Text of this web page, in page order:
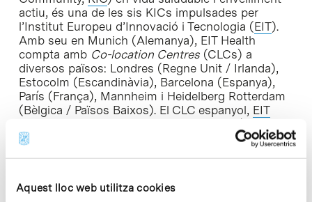
Aquest lloc web utilitza cookies
actiu, és una de les sis KICs impulsades per
l’Institut Europeu d’Innovació i Tecnologia (EIT).
Amb seu en Munich (Alemanya), EIT Health
compta amb Co-location Centres(CLCs) a
diversos països: Londres (Regne Unit / Irlanda),
Estocolm (Escandinàvia), Barcelona (Espanya),
París (França), Mannheim i Heidelberg Rotterdam
(Bèlgica / Països Baixos). El CLC espanyol, EIT
Barcelona i actualment aplega 18 entitats
públiques i privades capdavanteres en les tres
educació i creació d’empreses.